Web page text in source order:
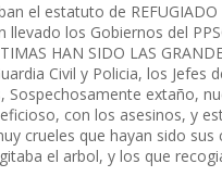
el estatuto de
los Gobiernos del
HAN SIDO LAS
Civil y Policia, los Jefes
extaño,
con los asesinos, y
crueles que hayan sido sus
el arbol, y los que